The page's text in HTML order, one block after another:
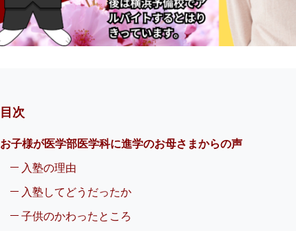
目次
お子様が医学部医学科に進学のお母さまからの声
入塾の理由
入塾してどうだったか
子供のかわったところ